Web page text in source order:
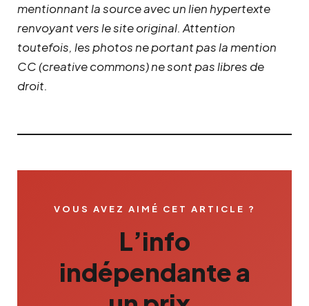
mentionnant la source avec un lien hypertexte
renvoyant vers le site original. Attention
toutefois, les photos ne portant pas la mention
CC (creative commons) ne sont pas libres de
droit.
VOUS AVEZ AIMÉ CET ARTICLE ?
L’info
indépendante a